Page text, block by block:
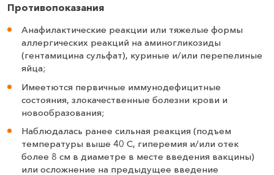
Противопоказания
Анафилактические реакции или тяжелые формы
аллергических реакций на аминогликозиды
(гентамицина сульфат), куриные и/или перепелиные
яйца;
Имеетются первичные иммунодефицитные
состояния, злокачественные болезни крови и
новообразования;
Наблюдалась ранее сильная реакция (подъем
температуры выше 40 С, гиперемия и/или отек
более 8 см в диаметре в месте введения вакцины)
или осложнение на предыдущее введение